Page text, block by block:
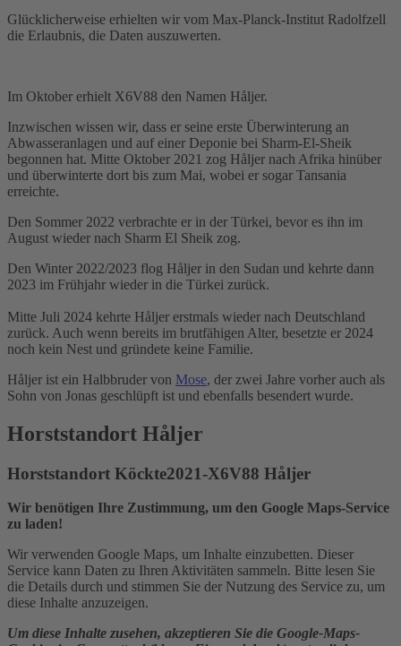
Glücklicherweise erhielten wir vom Max-Planck-Institut Radolfzell
die Erlaubnis, die Daten auszuwerten.
Im Oktober erhielt X6V88 den Namen Håljer.
Inzwischen wissen wir, dass er seine erste Überwinterung an
Abwasseranlagen und auf einer Deponie bei Sharm-El-Sheik
begonnen hat. Mitte Oktober 2021 zog Håljer nach Afrika hinüber
und überwinterte dort bis zum Mai, wobei er sogar Tansania
erreichte.
Den Sommer 2022 verbrachte er in der Türkei, bevor es ihn im
August wieder nach Sharm El Sheik zog.
Den Winter 2022/2023 flog Håljer in den Sudan und kehrte dann
2023 im Frühjahr wieder in die Türkei zurück.
Mitte Juli 2024 kehrte Håljer erstmals wieder nach Deutschland
zurück. Auch wenn bereits im brutfähigen Alter, besetzte er 2024
noch kein Nest und gründete keine Familie.
Håljer ist ein Halbbruder von Mose, der zwei Jahre vorher auch als
Sohn von Jonas geschlüpft ist und ebenfalls besendert wurde.
Horststandort Håljer
Horststandort Köckte2021-X6V88 Håljer
Wir benötigen Ihre Zustimmung, um den Google Maps-Service
zu laden!
Wir verwenden Google Maps, um Inhalte einzubetten. Dieser
Service kann Daten zu Ihren Aktivitäten sammeln. Bitte lesen Sie
die Details durch und stimmen Sie der Nutzung des Service zu, um
diese Inhalte anzuzeigen.
Um diese Inhalte zusehen, akzeptieren Sie die Google-Maps-